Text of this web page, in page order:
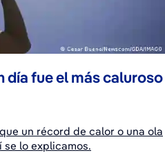
día fue el más caluroso
un récord de calor o una ola
lo explicamos.